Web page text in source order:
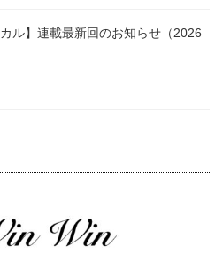
カル】連載最新回のお知らせ（2026